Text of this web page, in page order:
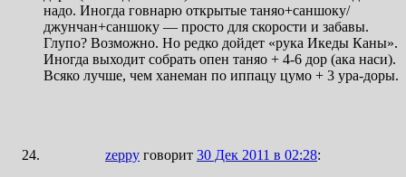
надо. Иногда говнарю открытые таняо+саншоку/
джунчан+саншоку — просто для скорости и забавы.
Глупо? Возможно. Но редко дойдет «рука Икеды Каны».
Иногда выходит собрать опен таняо + 4-6 дор (ака наси).
Всяко лучше, чем ханеман по иппацу цумо + 3 ура-доры.
zeppy говорит 30 Дек 2011 в 02:28: